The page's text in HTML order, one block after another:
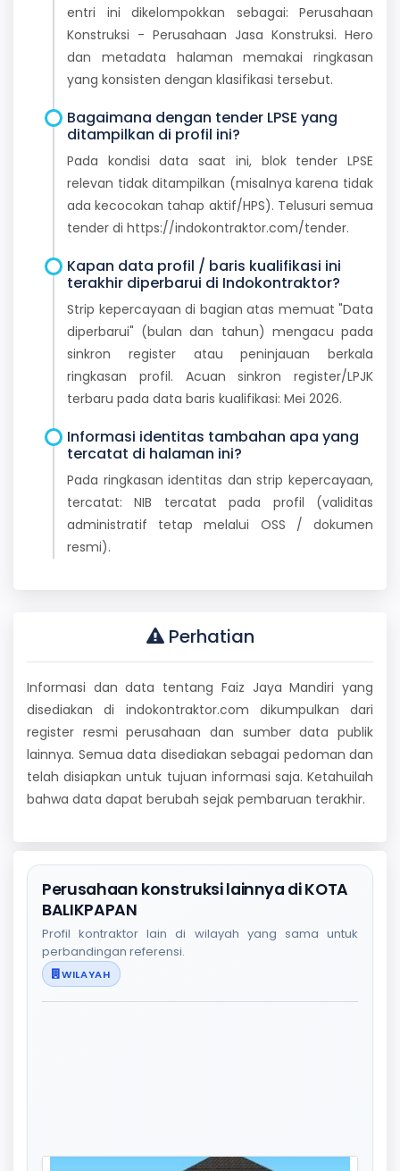
entri ini dikelompokkan sebagai: Perusahaan
Konstruksi - Perusahaan Jasa Konstruksi. Hero
dan metadata halaman memakai ringkasan
yang konsisten dengan klasifikasi tersebut.
Bagaimana dengan tender LPSE yang
ditampilkan di profil ini?
Pada kondisi data saat ini, blok tender LPSE
relevan tidak ditampilkan (misalnya karena tidak
ada kecocokan tahap aktif/HPS). Telusuri semua
tender di https://indokontraktor.com/tender.
Kapan data profil / baris kualifikasi ini
terakhir diperbarui di Indokontraktor?
Strip kepercayaan di bagian atas memuat "Data
diperbarui" (bulan dan tahun) mengacu pada
sinkron register atau peninjauan berkala
ringkasan profil. Acuan sinkron register/LPJK
terbaru pada data baris kualifikasi: Mei 2026.
Informasi identitas tambahan apa yang
tercatat di halaman ini?
Pada ringkasan identitas dan strip kepercayaan,
tercatat: NIB tercatat pada profil (validitas
administratif tetap melalui OSS / dokumen
resmi).
Perhatian
Informasi dan data tentang Faiz Jaya Mandiri yang
disediakan di indokontraktor.com dikumpulkan dari
register resmi perusahaan dan sumber data publik
lainnya. Semua data disediakan sebagai pedoman dan
telah disiapkan untuk tujuan informasi saja. Ketahuilah
bahwa data dapat berubah sejak pembaruan terakhir.
Perusahaan konstruksi lainnya di KOTA
BALIKPAPAN
Profil kontraktor lain di wilayah yang sama untuk
perbandingan referensi.
WILAYAH